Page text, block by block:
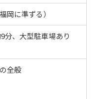
岡に準ずる）
分、大型駐車場あり
全般